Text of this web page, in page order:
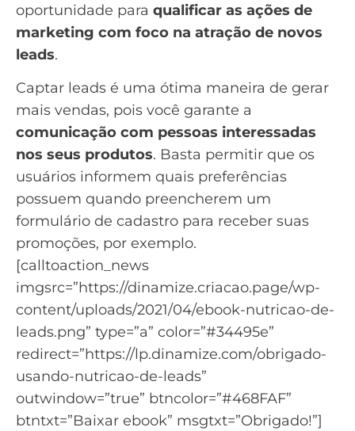
oportunidade para qualificar as ações de
marketing com foco na atração de novos
leads.
Captar leads é uma ótima maneira de gerar
mais vendas, pois você garante a
comunicação com pessoas interessadas
nos seus produtos. Basta permitir que os
usuários informem quais preferências
possuem quando preencherem um
formulário de cadastro para receber suas
promoções, por exemplo.
[calltoaction_news
imgsrc=”https://dinamize.criacao.page/wp-
content/uploads/2021/04/ebook-nutricao-de-
leads.png” type=”a” color=”#34495e”
redirect=”https://lp.dinamize.com/obrigado-
usando-nutricao-de-leads”
outwindow=”true” btncolor=”#468FAF”
btntxt=”Baixar ebook” msgtxt=”Obrigado!”]